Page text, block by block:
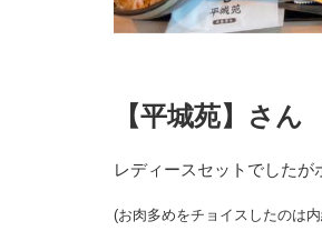
【平城苑】さん
レディースセットでしたが
(お肉多めをチョイスしたのは